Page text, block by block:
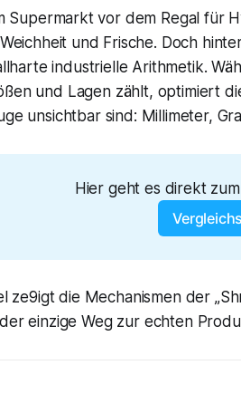
Supermarkt vor dem Regal für
und Frische. Doch
industrielle Arithmetik.
und Lagen zählt, optimiert
unsichtbar sind: Millimeter,
Hier geht es direkt
ze9igt die Mechanismen der
einzige Weg zur echten